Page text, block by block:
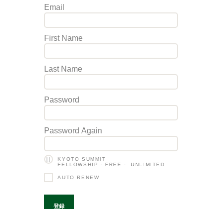
Email
First Name
Last Name
Password
Password Again
KYOTO SUMMIT
FELLOWSHIP
- FREE - UNLIMITED
AUTO RENEW